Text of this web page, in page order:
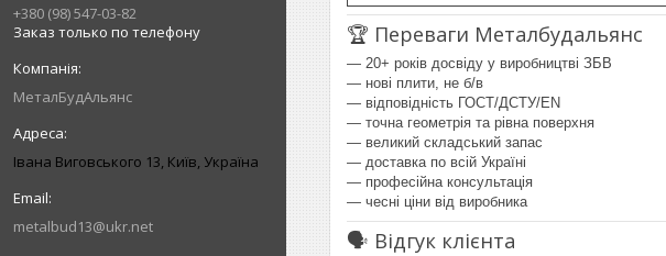
+380 (98) 547-03-82
Заказ только по телефону
МеталБудАльянс
Івана Виговського 13, Київ, Україна
metalbud13@ukr.net
🏆 Переваги Металбудальянс
— 20+ років досвіду у виробництві ЗБВ
— нові плити, не б/в
— відповідність ГОСТ/ДСТУ/EN
— точна геометрія та рівна поверхня
— великий складський запас
— доставка по всій Україні
— професійна консультація
— чесні ціни від виробника
🗣️ Відгук клієнта